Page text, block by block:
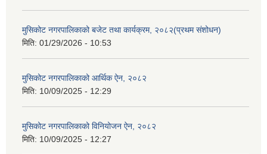
मुसिकोट नगरपालिकाको बजेट तथा कार्यक्रम, २०८२(प्रथम संशोधन)
मिति: 01/29/2026 - 10:53
मुसिकोट नगरपालिकाको आर्थिक ऐन, २०८२
मिति: 10/09/2025 - 12:29
मुसिकोट नगरपालिकाको विनियोजन ऐन, २०८२
मिति: 10/09/2025 - 12:27